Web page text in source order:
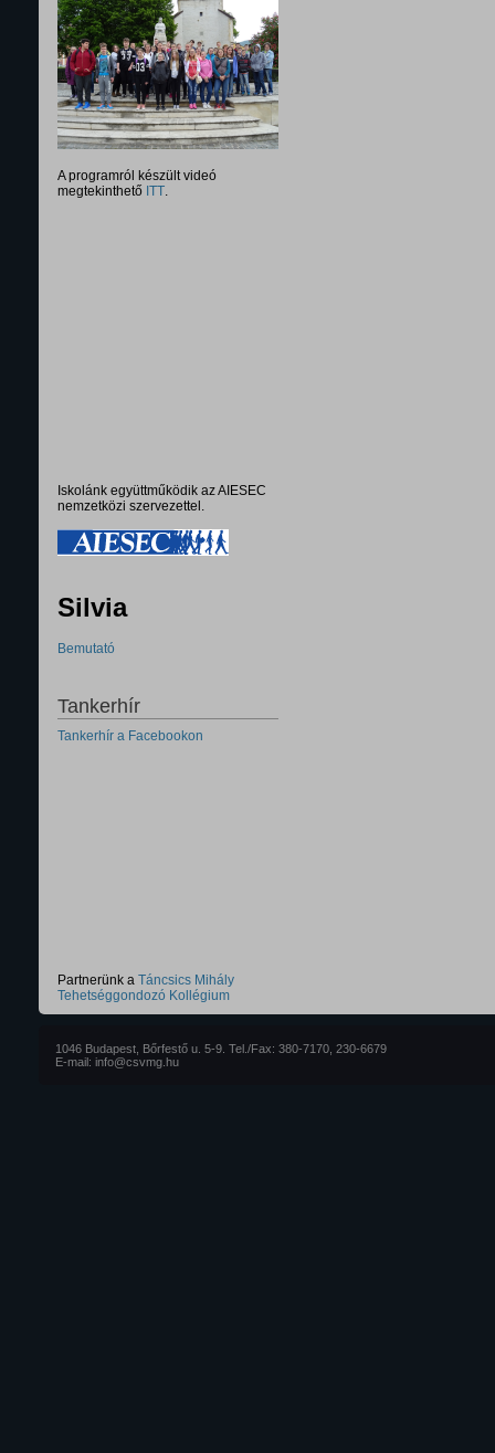
A programról készült videó
megtekinthető ITT.
Iskolánk együttműködik az AIESEC
nemzetközi szervezettel.
Silvia
Bemutató
Tankerhír
Tankerhír a Facebookon
Partnerünk a Táncsics Mihály
Tehetséggondozó Kollégium
1046 Budapest, Bőrfestő u. 5-9. Tel./Fax: 380-7170, 230-6679
E-mail: info@csvmg.hu